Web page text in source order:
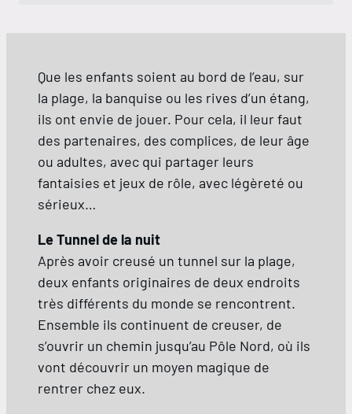
Que les enfants soient au bord de l’eau, sur
la plage, la banquise ou les rives d’un étang,
ils ont envie de jouer. Pour cela, il leur faut
des partenaires, des complices, de leur âge
ou adultes, avec qui partager leurs
fantaisies et jeux de rôle, avec légèreté ou
sérieux…
Le Tunnel de la nuit
Après avoir creusé un tunnel sur la plage,
deux enfants originaires de deux endroits
très différents du monde se rencontrent.
Ensemble ils continuent de creuser, de
s’ouvrir un chemin jusqu’au Pôle Nord, où ils
vont découvrir un moyen magique de
rentrer chez eux.